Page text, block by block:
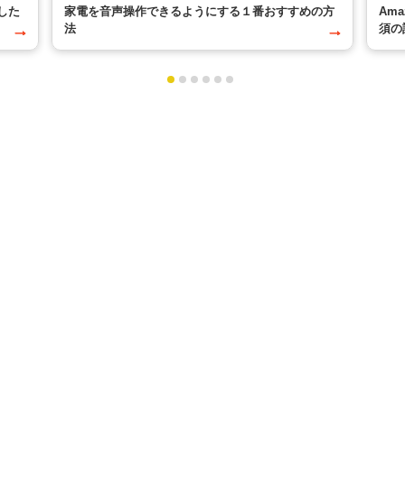
た
家電を音声操作できるようにする１番おすすめの方
法
須の